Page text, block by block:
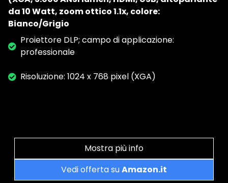
da 10 Watt, zoom ottico 1.1x, colore:
Bianco/Grigio
Proiettore DLP; campo di applicazione:
professionale
Risoluzione: 1024 x 768 pixel (XGA)
Mostra più info
Vedi offerta suAmazon.it